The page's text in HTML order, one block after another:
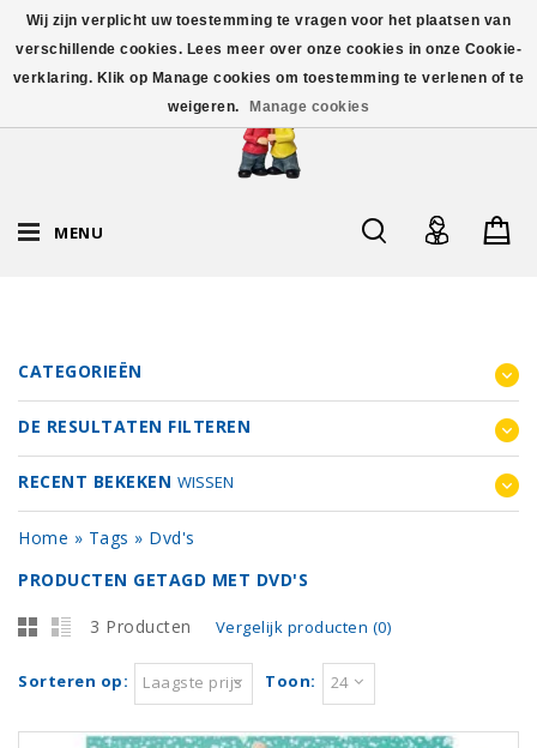
MENU
CATEGORIEËN
DE RESULTATEN FILTEREN
RECENT BEKEKEN WISSEN
Home » Tags » Dvd's
PRODUCTEN GETAGD MET DVD'S
3 Producten Vergelijk producten (0)
Sorteren op: Laagste prijs Toon: 24
Wij zijn verplicht uw toestemming te vragen voor het plaatsen van
verschillende cookies. Lees meer over onze cookies in onze Cookie-
verklaring. Klik op Manage cookies om toestemming te verlenen of te
weigeren.
Manage cookies